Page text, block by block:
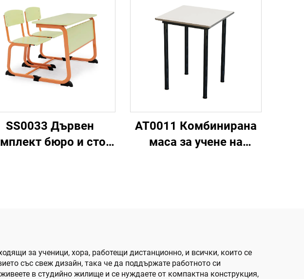
SS0033 Дървен
бюро и стол
AT0011 Комбинирана
маса за учене на
за ученици, хора, работещи дистанционно, и всички, които се
със свеж дизайн, така че да поддържате работното си
в студийно жилище и се нуждаете от компактна конструкция,